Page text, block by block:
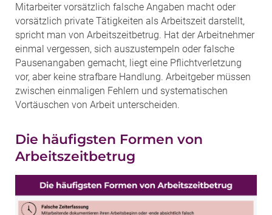
Mitarbeiter vorsätzlich falsche Angaben macht oder
vorsätzlich private Tätigkeiten als Arbeitszeit darstellt,
spricht man von Arbeitszeitbetrug. Hat der Arbeitnehmer
einmal vergessen, sich auszustempeln oder falsche
Pausenangaben gemacht, liegt eine Pflichtverletzung
vor, aber keine strafbare Handlung. Arbeitgeber müssen
zwischen einmaligen Fehlern und systematischen
Vortäuschen von Arbeit unterscheiden.
Die häufigsten Formen von
Arbeitszeitbetrug